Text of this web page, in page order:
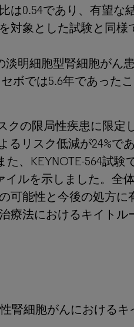
0.54であり、有望な
対象とした試験と同様
明細胞型腎細胞がん
ボでは5.6年であった
クの限局性疾患に限定
るリスク低減が24%で
、KEYNOTE-564試験
ルを示しました。全体
可能性と今後の処方に
療法におけるキイトル
腎細胞がんにおけるキ